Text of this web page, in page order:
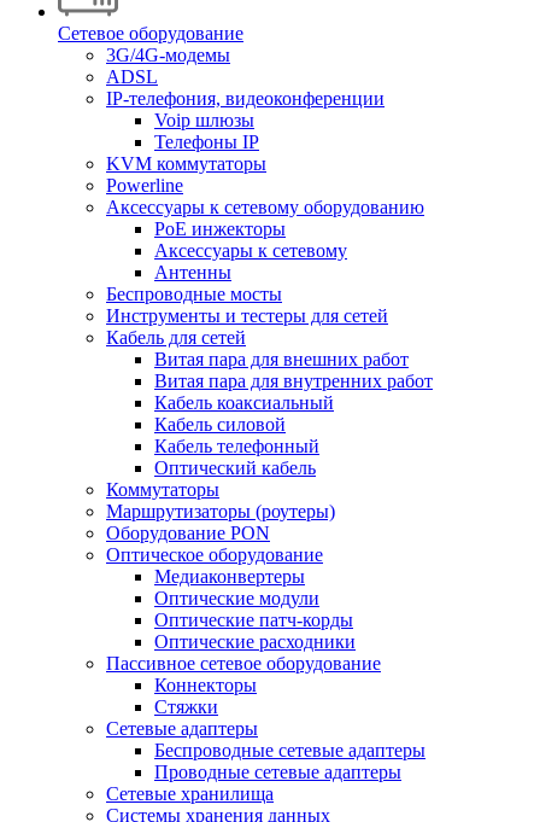
Сетевое оборудование
3G/4G-модемы
ADSL
IP-телефония, видеоконференции
Voip шлюзы
Телефоны IP
KVM коммутаторы
Powerline
Аксессуары к сетевому оборудованию
PoE инжекторы
Аксессуары к сетевому
Антенны
Беспроводные мосты
Инструменты и тестеры для сетей
Кабель для сетей
Витая пара для внешних работ
Витая пара для внутренних работ
Кабель коаксиальный
Кабель силовой
Кабель телефонный
Оптический кабель
Коммутаторы
Маршрутизаторы (роутеры)
Оборудование PON
Оптическое оборудование
Медиаконвертеры
Оптические модули
Оптические патч-корды
Оптические расходники
Пассивное сетевое оборудование
Коннекторы
Стяжки
Сетевые адаптеры
Беспроводные сетевые адаптеры
Проводные сетевые адаптеры
Сетевые хранилища
Системы хранения данных